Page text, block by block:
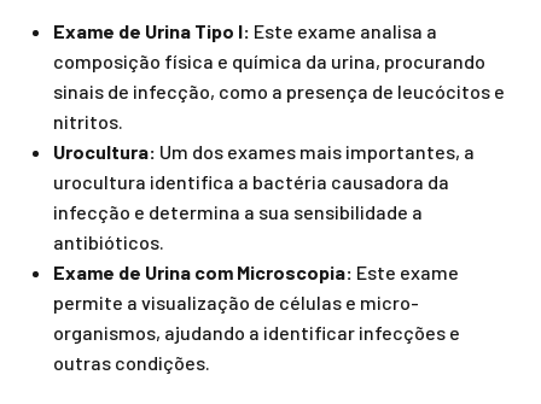
Exame de Urina Tipo I: Este exame analisa a
composição física e química da urina, procurando
sinais de infecção, como a presença de leucócitos e
nitritos.
Urocultura: Um dos exames mais importantes, a
urocultura identifica a bactéria causadora da
infecção e determina a sua sensibilidade a
antibióticos.
Exame de Urina com Microscopia: Este exame
permite a visualização de células e micro-
organismos, ajudando a identificar infecções e
outras condições.